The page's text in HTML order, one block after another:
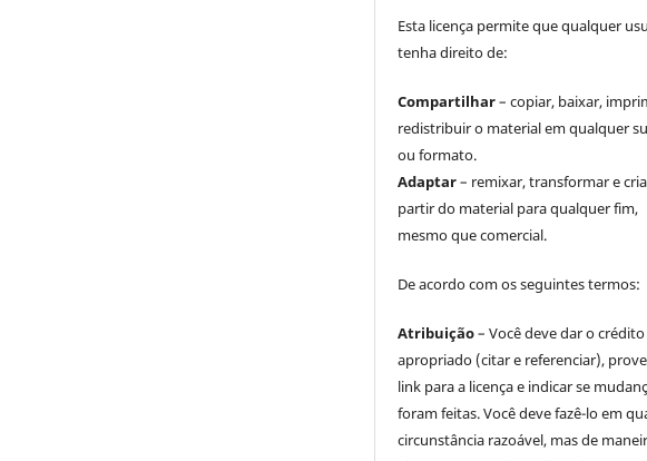
Esta licença permite que qualquer
tenha direito de:
Compartilhar– copiar, baixar,
redistribuir o material em qualquer
ou formato.
Adaptar– remixar, transformar e
partir do material para qualquer fim,
mesmo que comercial.
De acordo com os seguintes termos:
Atribuição– Você deve dar o crédito
apropriado (citar e referenciar),
link para a licença e indicar se
foram feitas. Você deve fazê-lo em
circunstância razoável, mas de